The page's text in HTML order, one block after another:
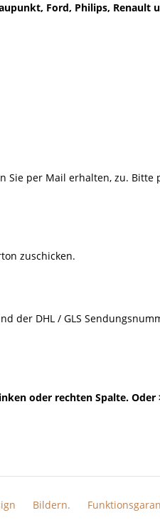
Ford, Philips, Renault
per Mail erhalten, zu. Bitte
zuschicken.
der DHL / GLS
oder rechten Spalte. Oder
Bildern.